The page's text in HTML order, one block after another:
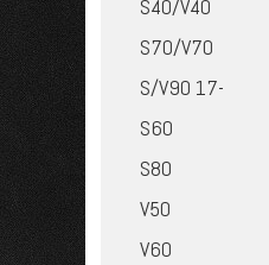
S40/V40
S70/V70
S/V90 17-
S60
S80
V50
V60